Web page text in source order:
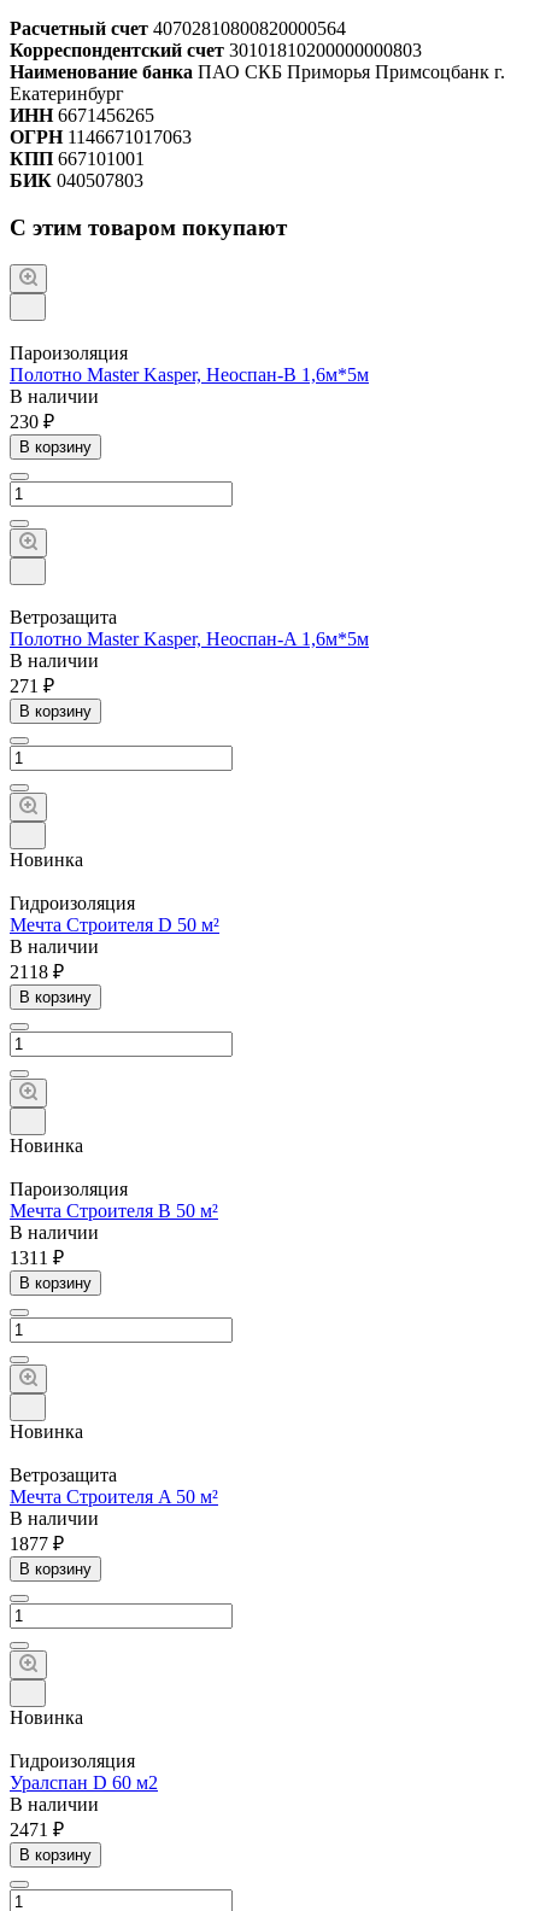
Расчетный счет 40702810800820000564
Корреспондентский счет 30101810200000000803
Наименование банка ПАО СКБ Приморья Примсоцбанк г.
Екатеринбург
ИНН6671456265
ОГРН1146671017063
КПП 667101001
БИК 040507803
С этим товаром покупают
Пароизоляция
Полотно Master Kasper, Неоспан-В 1,6м*5м
В наличии
230 ₽
В корзину
Ветрозащита
Полотно Master Kasper, Неоспан-A 1,6м*5м
В наличии
271 ₽
В корзину
Новинка
Гидроизоляция
Мечта Строителя D 50 м²
В наличии
2118 ₽
В корзину
Новинка
Пароизоляция
Мечта Строителя B 50 м²
В наличии
1311 ₽
В корзину
Новинка
Ветрозащита
Мечта Строителя A 50 м²
В наличии
1877 ₽
В корзину
Новинка
Гидроизоляция
Уралспан D 60 м2
В наличии
2471 ₽
В корзину